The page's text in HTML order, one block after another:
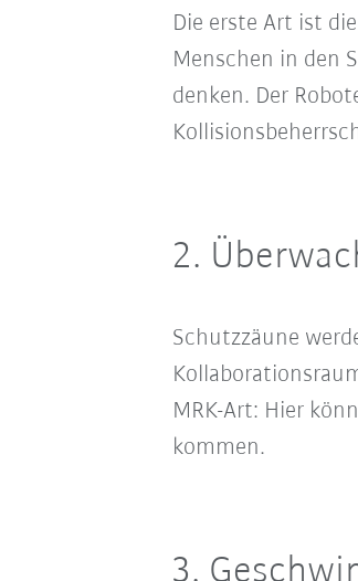
Die erste Art ist
Menschen in den
denken. Der
2.
Schutzzäune
MRK-Art: Hier
kommen.
3.